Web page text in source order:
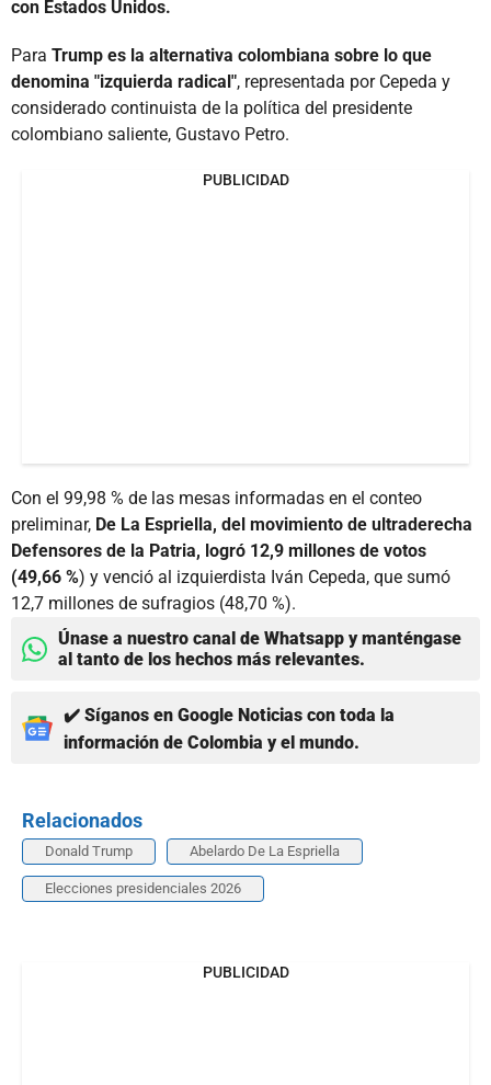
con Estados Unidos.
Para Trump es la alternativa colombiana sobre lo que
denomina "izquierda radical", representada por Cepeda y
considerado continuista de la política del presidente
colombiano saliente, Gustavo Petro.
PUBLICIDAD
Con el 99,98 % de las mesas informadas en el conteo
preliminar, De La Espriella, del movimiento de ultraderecha
Defensores de la Patria, logró 12,9 millones de votos
(49,66 %) y venció al izquierdista Iván Cepeda, que sumó
12,7 millones de sufragios (48,70 %).
Únase a nuestro canal de Whatsapp y manténgase
al tanto de los hechos más relevantes.
✔️ Síganos en Google Noticias con toda la
información de Colombia y el mundo.
Relacionados
Donald Trump Abelardo De La Espriella
Elecciones presidenciales 2026
PUBLICIDAD